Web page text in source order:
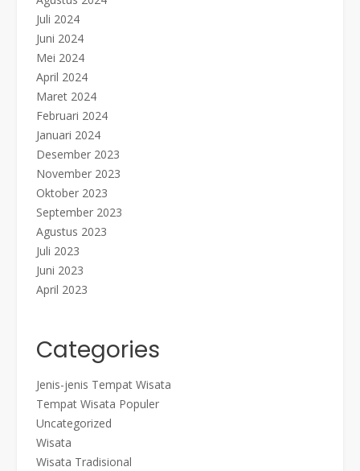
Juli 2024
Juni 2024
Mei 2024
April 2024
Maret 2024
Februari 2024
Januari 2024
Desember 2023
November 2023
Oktober 2023
September 2023
Agustus 2023
Juli 2023
Juni 2023
April 2023
Categories
Jenis-jenis Tempat Wisata
Tempat Wisata Populer
Uncategorized
Wisata
Wisata Tradisional